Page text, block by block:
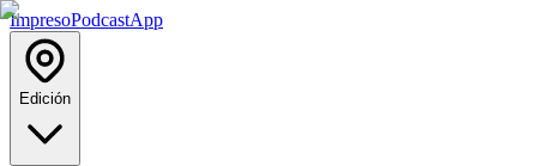
ImpresoPodcastApp
Edición